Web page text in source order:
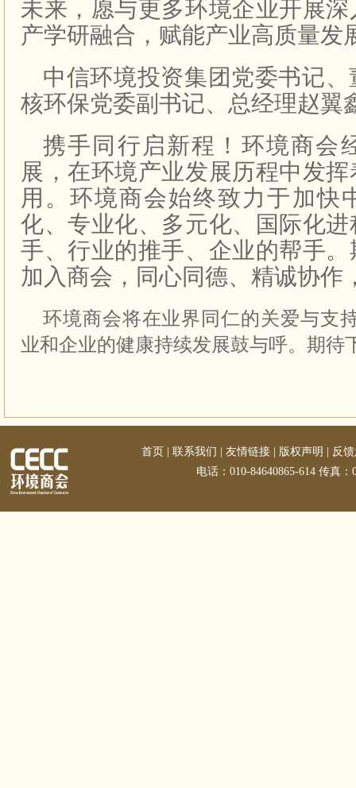
未来，愿与更多环境企业开展
产学研融合，赋能产业高质量发
中信环境投资集团党委书记
核环保党委副书记、总经理赵翼
携手同行启新程！环境商会
展，在环境产业发展历程中发
用。环境商会始终致力于加快
化、专业化、多元化、国际化
手、行业的推手、企业的帮手
加入商会，同心同德、精诚协作
环境商会将在业界同仁的关爱与支
业和企业的健康持续发展鼓与呼。期待
首页 联系我们 友情链接 版权声明
反
电话：010-84640865-614 传真